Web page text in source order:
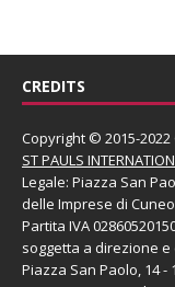
CREDITS
Copyright © 2015-
ST PAULS
Legale: Piazza San
delle Imprese di
Partita IVA
soggetta a direzione
Piazza San Paolo, 14 -